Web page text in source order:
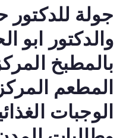
جولة
والدكتور ابو
بالمطبخ
المطعم
الوجبات